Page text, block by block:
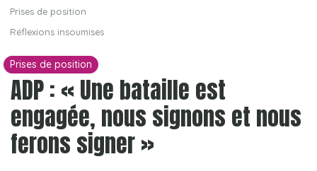
Prises de position
Réflexions insoumises
Prises de position
ADP : « Une bataille est
engagée, nous signons et nous
ferons signer »